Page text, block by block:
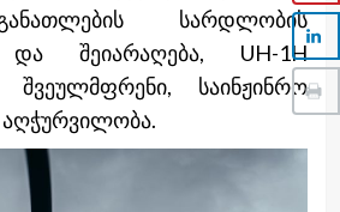
სარდლობის
და შეიარაღება, UH-1H
შვეულმფრენი, საინჟინრო
აღჭურვილობა.